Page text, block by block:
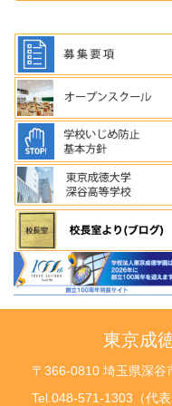
東京成
〒366-0810 埼玉県深谷
Tel.048-571-1303（代